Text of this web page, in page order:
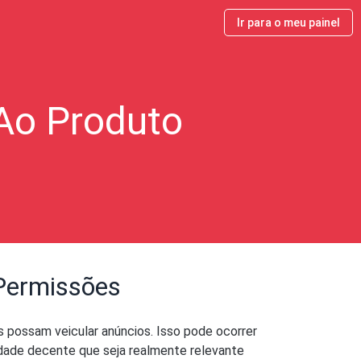
Ir para o meu painel
Produto
veicular anúncios. Isso pode ocorrer
decente que seja realmente relevante